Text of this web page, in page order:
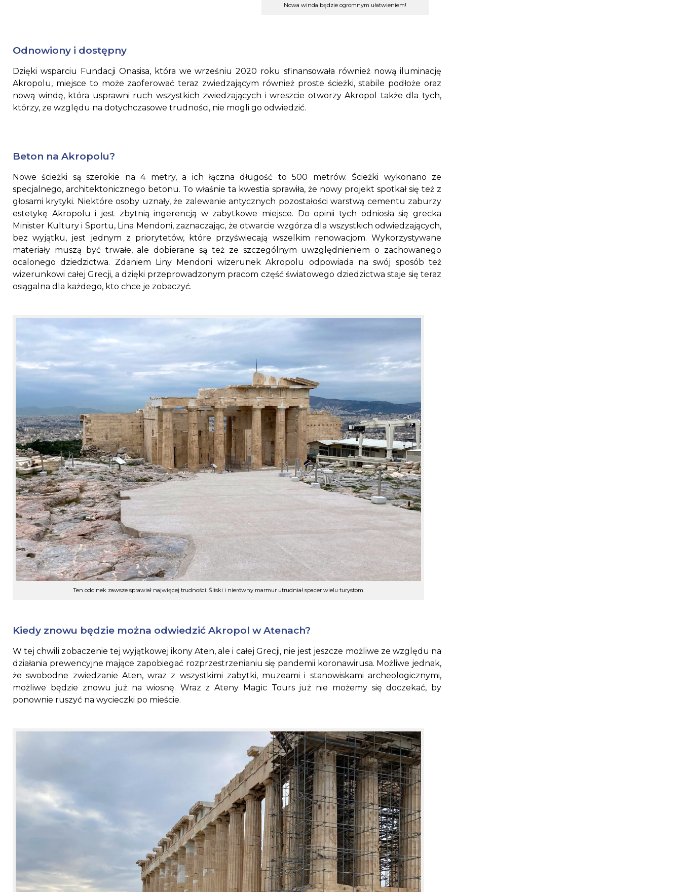
Nowa winda będzie ogromnym ułatwieniem!
Odnowiony i dostępny
Dzięki wsparciu Fundacji Onasisa, która we wrześniu 2020 roku sfinansowała również nową iluminację
Akropolu, miejsce to może zaoferować teraz zwiedzającym również proste ścieżki, stabile podłoże oraz
nową windę, która usprawni ruch wszystkich zwiedzających i wreszcie otworzy Akropol także dla tych,
którzy, ze względu na dotychczasowe trudności, nie mogli go odwiedzić.
Beton na Akropolu?
Nowe ścieżki są szerokie na 4 metry, a ich łączna długość to 500 metrów. Ścieżki wykonano ze
specjalnego, architektonicznego betonu. To właśnie ta kwestia sprawiła, że nowy projekt spotkał się też z
głosami krytyki. Niektóre osoby uznały, że zalewanie antycznych pozostałości warstwą cementu zaburzy
estetykę Akropolu i jest zbytnią ingerencją w zabytkowe miejsce. Do opinii tych odniosła się grecka
Minister Kultury i Sportu, Lina Mendoni, zaznaczając, że otwarcie wzgórza dla wszystkich odwiedzających,
bez wyjątku, jest jednym z priorytetów, które przyświecają wszelkim renowacjom. Wykorzystywane
materiały muszą być trwałe, ale dobierane są też ze szczególnym uwzględnieniem o zachowanego
ocalonego dziedzictwa. Zdaniem Liny Mendoni wizerunek Akropolu odpowiada na swój sposób też
wizerunkowi całej Grecji, a dzięki przeprowadzonym pracom część światowego dziedzictwa staje się teraz
osiągalna dla każdego, kto chce je zobaczyć.
Ten odcinek zawsze sprawiał najwięcej trudności. Śliski i nierówny marmur utrudniał spacer wielu turystom.
Kiedy znowu będzie można odwiedzić Akropol w Atenach?
W tej chwili zobaczenie tej wyjątkowej ikony Aten, ale i całej Grecji, nie jest jeszcze możliwe ze względu na
działania prewencyjne mające zapobiegać rozprzestrzenianiu się pandemii koronawirusa. Możliwe jednak,
że swobodne zwiedzanie Aten, wraz z wszystkimi zabytki, muzeami i stanowiskami archeologicznymi,
możliwe będzie znowu już na wiosnę. Wraz z Ateny Magic Tours już nie możemy się doczekać, by
ponownie ruszyć na wycieczki po mieście.